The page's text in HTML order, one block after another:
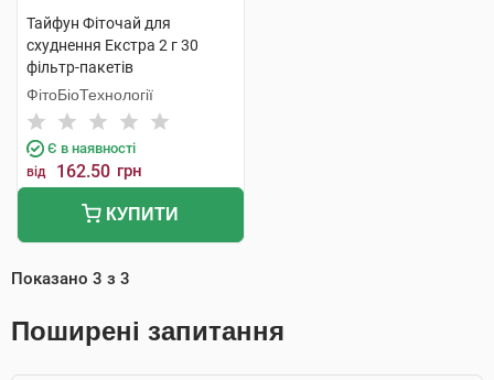
Тайфун Фіточай для
схуднення Екстра 2 г 30
фільтр-пакетів
ФітоБіоТехнології
Є в наявності
від 162.50 грн
КУПИТИ
Показано 3 з 3
Поширені запитання